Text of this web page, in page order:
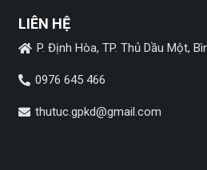
LIÊN HỆ
P. Định Hòa, TP. Thủ Dầu Một,
0976 645 466
thutuc.gpkd@gmail.com